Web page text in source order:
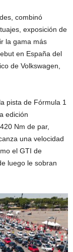
combinó
exposición de
la gama más
en España del
de Volkswagen,
pista de Fórmula 1
edición
Nm de par,
una velocidad
el GTI de
luego le sobran